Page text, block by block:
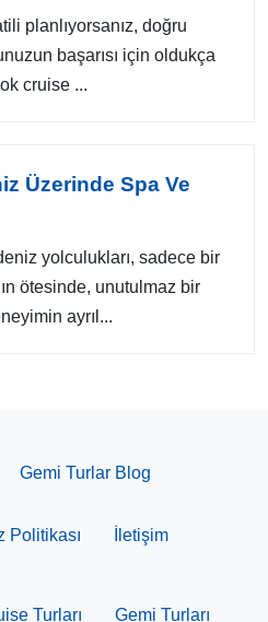
planlıyorsanız, doğru
başarısı için oldukça
cruise ...
Üzerinde Spa Ve
yolculukları, sadece bir
ötesinde, unutulmaz bir
ayrıl...
Gemi Turlar Blog
Politikası İletişim
Turları Gemi Turları